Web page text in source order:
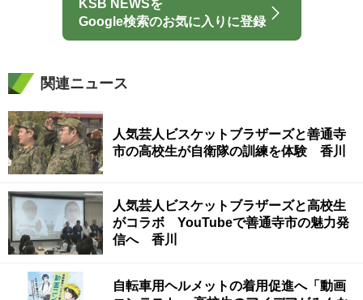
KSB NEWSを
Google検索のお気に入りに登録
関連ニュース
人気芸人ビスケットブラザーズと善通寺
市の高校生が自衛隊の訓練を体験 香川
人気芸人ビスケットブラザーズと高校生
がコラボ YouTubeで善通寺市の魅力発
信へ 香川
自転車用ヘルメットの着用促進へ「動画